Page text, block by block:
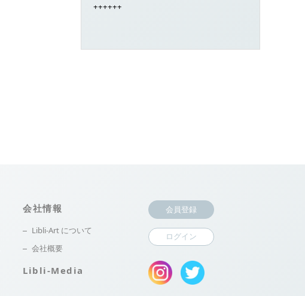
++++++
会社情報
Libli-Art について
会社概要
Libli-Media
会員登録
ログイン